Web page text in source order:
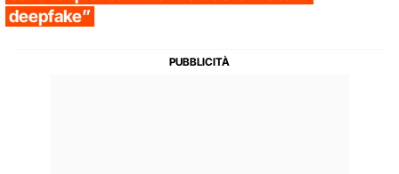
deepfake”